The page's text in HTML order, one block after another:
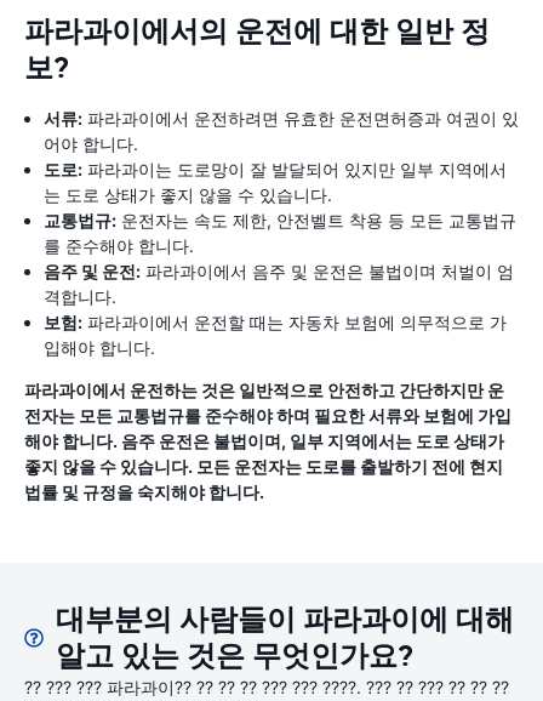
파라과이에서의 운전에 대한 일반 정
보?
서류: 파라과이에서 운전하려면 유효한 운전면허증과 여권이 있
어야 합니다.
도로: 파라과이는 도로망이 잘 발달되어 있지만 일부 지역에서
는 도로 상태가 좋지 않을 수 있습니다.
교통법규: 운전자는 속도 제한, 안전벨트 착용 등 모든 교통법규
를 준수해야 합니다.
음주 및 운전: 파라과이에서 음주 및 운전은 불법이며 처벌이 엄
격합니다.
보험: 파라과이에서 운전할 때는 자동차 보험에 의무적으로 가
입해야 합니다.
파라과이에서 운전하는 것은 일반적으로 안전하고 간단하지만 운
전자는 모든 교통법규를 준수해야 하며 필요한 서류와 보험에 가입
해야 합니다. 음주 운전은 불법이며, 일부 지역에서는 도로 상태가
좋지 않을 수 있습니다. 모든 운전자는 도로를 출발하기 전에 현지
법률 및 규정을 숙지해야 합니다.
대부분의 사람들이 파라과이에 대해
알고 있는 것은 무엇인가요?
?? ??? ??? 파라과이?? ?? ?? ?? ??? ??? ????. ??? ?? ??? ?? ?? ??